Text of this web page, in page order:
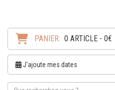
PANIER: 0 ARTICLE - 0€
J'ajoute mes dates